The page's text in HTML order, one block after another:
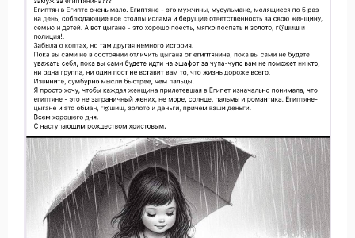
Путеводитель по